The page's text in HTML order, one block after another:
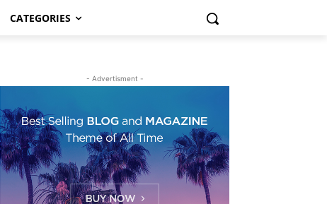
CATEGORIES
- Advertisment -